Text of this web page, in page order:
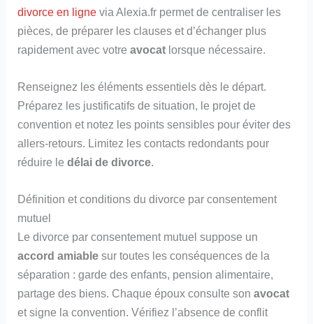
divorce en ligne via Alexia.fr permet de centraliser les
pièces, de préparer les clauses et d’échanger plus
rapidement avec votreavocat lorsque nécessaire.
Renseignez les éléments essentiels dès le départ.
Préparez les justificatifs de situation, le projet de
convention et notez les points sensibles pour éviter des
allers-retours. Limitez les contacts redondants pour
réduire ledélai de divorce.
Définition et conditions du divorce par consentement
mutuel
Le divorce par consentement mutuel suppose un
accord amiable sur toutes les conséquences de la
séparation : garde des enfants, pension alimentaire,
partage des biens. Chaque époux consulte sonavocat
et signe la convention. Vérifiez l’absence de conflit